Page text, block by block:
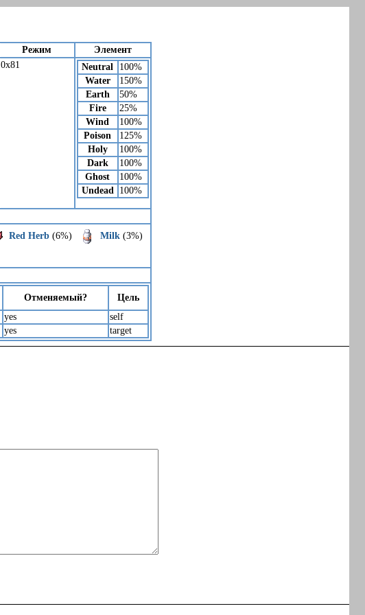
Режим
Элемент
0x81 Neutral
100%
Water
150%
Earth
50%
Fire
25%
Wind
100%
Poison
125%
Holy
100%
Dark
100%
Ghost
100%
Undead
100%
Red Herb(6%) Milk(3%)
Отменяемый?
Цель
yes
self
yes target